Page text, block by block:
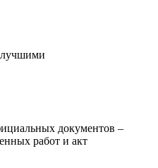
документов –
работ и акт